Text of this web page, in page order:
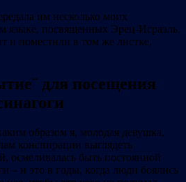
им несколько моих
языке, посвященных Эрец‐Исраэль.
и поместили в том же листке,
для посещения
образом я, молодая девушка,
конспирации выглядеть
осмеливалась быть постоянной
– и это в годы, когда люди боялись